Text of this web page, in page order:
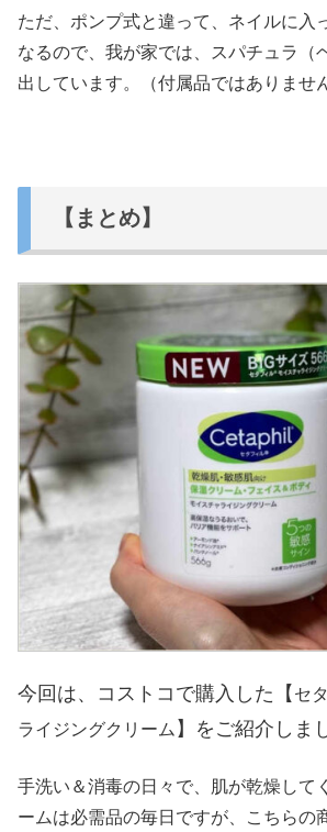
ただ、ポンプ式と違って、ネイルに入
なるので、我が家では、スパチュラ（
出しています。（付属品ではありませ
【まとめ】
今回は、コストコで購入した【 セ
ライジングクリーム 】をご紹介しま
手洗い＆消毒の日々で、肌が乾燥して
ームは必需品の毎日ですが、こちらの